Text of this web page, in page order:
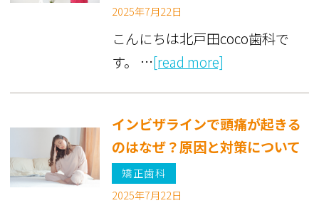
2025年7月22日
こんにちは北戸田coco歯科で
す。 …[read more]
インビザラインで頭痛が起きる
のはなぜ？原因と対策について
矯正歯科
2025年7月22日